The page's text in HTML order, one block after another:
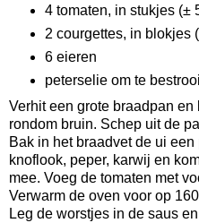
4 tomaten, in stukjes (±
2 courgettes, in blokjes
6 eieren
peterselie om te
Verhit een grote braadpan
rondom bruin. Schep uit de
Bak in het braadvet de ui
knoflook, peper, karwij en
mee. Voeg de tomaten met
Verwarm de oven voor op
Leg de worstjes in de saus